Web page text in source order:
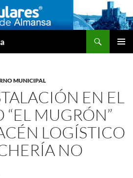
MUNICIPAL
EN EL
MUGRÓN”
LOGÍSTICO
NO